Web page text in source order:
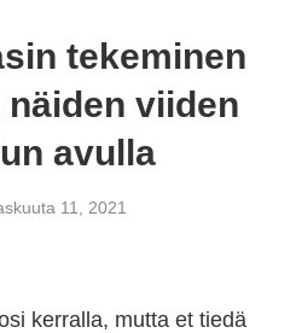
tekeminen
viiden
avulla
11, 2021
kerralla, mutta et tiedä